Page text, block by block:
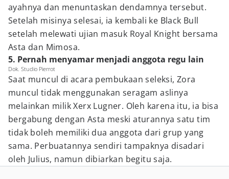
ayahnya dan menuntaskan dendamnya tersebut.
Setelah misinya selesai, ia kembali ke Black Bull
setelah melewati ujian masuk Royal Knight bersama
Asta dan Mimosa.
5. Pernah menyamar menjadi anggota regu lain
Dok. Studio Pierrot
Saat muncul di acara pembukaan seleksi, Zora
muncul tidak menggunakan seragam aslinya
melainkan milik Xerx Lugner. Oleh karena itu, ia bisa
bergabung dengan Asta meski aturannya satu tim
tidak boleh memiliki dua anggota dari grup yang
sama. Perbuatannya sendiri tampaknya disadari
oleh Julius, namun dibiarkan begitu saja.